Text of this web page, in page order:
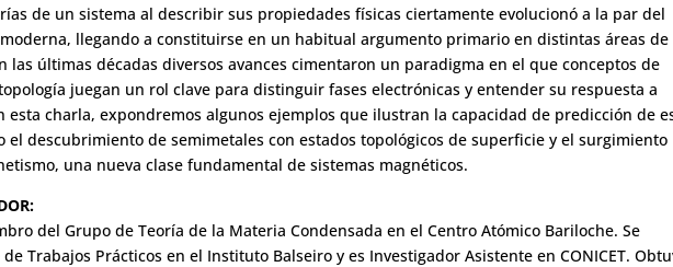
de un sistema al describir sus propiedades físicas ciertamente evolucionó a la par del
llegando a constituirse en un habitual argumento primario en distintas áreas de
las últimas décadas diversos avances cimentaron un paradigma en el que conceptos de
juegan un rol clave para distinguir fases electrónicas y entender su respuesta a
esta charla, expondremos algunos ejemplos que ilustran la capacidad de predicción de
el descubrimiento de semimetales con estados topológicos de superficie y el surgimiento
una nueva clase fundamental de sistemas magnéticos.
del Grupo de Teoría de la Materia Condensada en el Centro Atómico Bariloche. Se
Trabajos Prácticos en el Instituto Balseiro y es Investigador Asistente en CONICET.